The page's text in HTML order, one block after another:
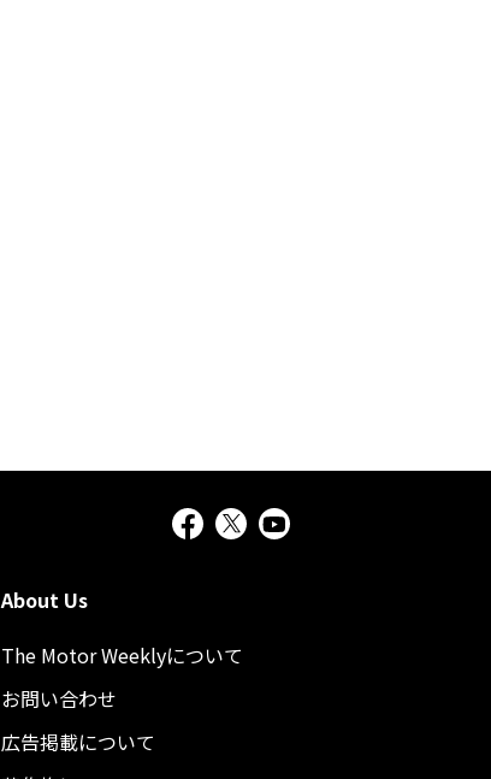
About Us
The Motor Weeklyについて
お問い合わせ
広告掲載について